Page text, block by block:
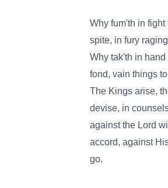
Why fum'th in
spite, in fury
Why tak'th in
fond, vain things
The Kings arise,
devise, in
against the Lord
accord, against
go.